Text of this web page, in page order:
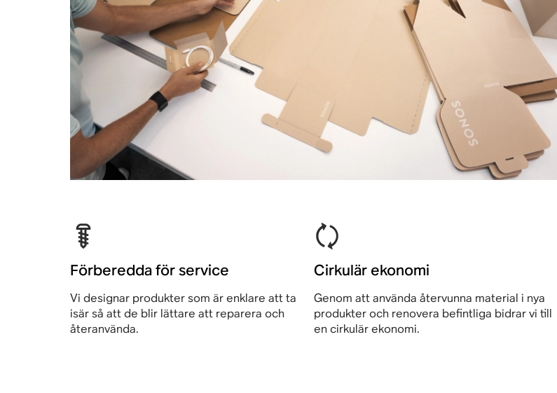
Förberedda för service
Vi designar produkter som är enklare att ta
isär så att de blir lättare att reparera och
återanvända.
Cirkulär ekonomi
Genom att använda återvunna material i nya
produkter och renovera befintliga bidrar vi till
en cirkulär ekonomi.